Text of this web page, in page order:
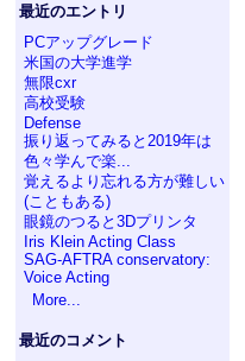
最近のエントリ
PCアップグレード
米国の大学進学
無限cxr
高校受験
Defense
振り返ってみると2019年は
色々学んで楽...
覚えるより忘れる方が難しい
(こともある)
眼鏡のつると3Dプリンタ
Iris Klein Acting Class
SAG-AFTRA conservatory:
Voice Acting
More...
最近のコメント